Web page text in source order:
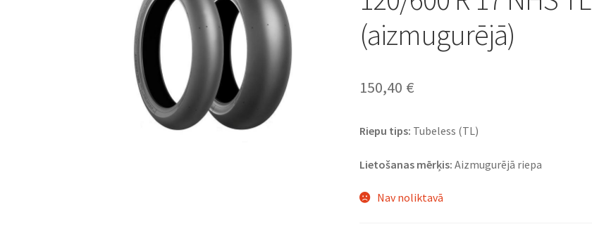
(aizmugurējā)
150,40 €
Riepu tips: Tubeless (TL)
Lietošanas mērķis: Aizmugurējā riepa
Nav noliktavā